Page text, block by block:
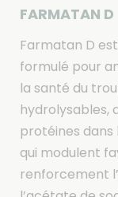
FARMATAN D
Farmatan D
formulé pour
la santé du
hydrolysables,
protéines dans
qui modulent
renforcement